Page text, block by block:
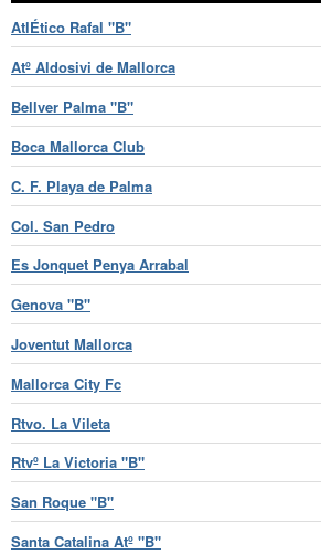
AtlÉtico Rafal "B"
Atº Aldosivi de Mallorca
Bellver Palma "B"
Boca Mallorca Club
C. F. Playa de Palma
Col. San Pedro
Es Jonquet Penya Arrabal
Genova "B"
Joventut Mallorca
Mallorca City Fc
Rtvo. La Vileta
Rtvº La Victoria "B"
San Roque "B"
Santa Catalina Atº "B"